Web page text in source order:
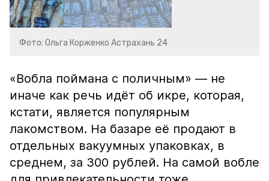
Фото: Ольга Корженко Астрахань 24
«Вобла поймана с поличным» — не
иначе как речь идёт об икре, которая,
кстати, является популярным
лакомством. На базаре её продают в
отдельных вакуумных упаковках, в
среднем, за 300 рублей. На самой вобле